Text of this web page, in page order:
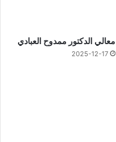
معالي الدكتور ممدوح العبادي
2025-12-17